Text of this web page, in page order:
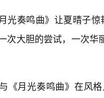
光奏鸣曲》让夏晴子
次大胆的尝试，一次
《月光奏鸣曲》在风